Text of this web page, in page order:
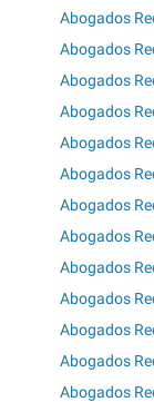
Abogados
Abogados
Abogados
Abogados
Abogados
Abogados
Abogados
Abogados
Abogados
Abogados
Abogados
Abogados
Abogados